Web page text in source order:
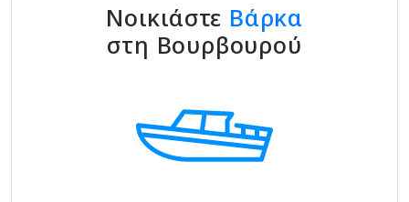
Νοικιάστε Βάρκα
στη Βουρβουρού